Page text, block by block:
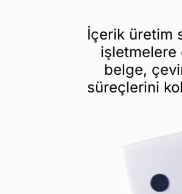
İçerik üretim
işletmelere
belge,
süreçlerini